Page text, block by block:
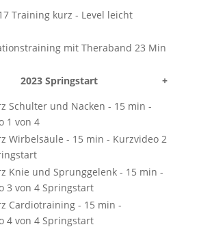
Training kurz - Level leicht
mit Theraband 23 Min
2023 Springstart
+
Schulter und Nacken - 15 min -
1 von 4
Wirbelsäule - 15 min - Kurzvideo 2
Knie und Sprunggelenk - 15 min -
3 von 4 Springstart
Cardiotraining - 15 min -
4 von 4 Springstart